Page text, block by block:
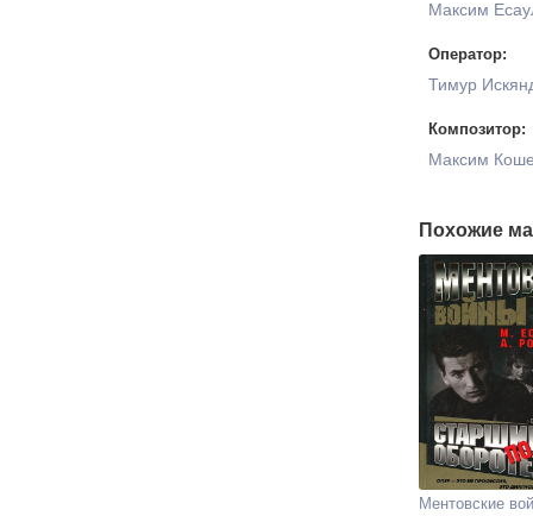
Максим
Оператор:
Тимур
Композитор:
Максим
Похожие
Ментовские